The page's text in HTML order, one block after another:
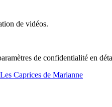
de vidéos.
de confidentialité en
Caprices de Marianne